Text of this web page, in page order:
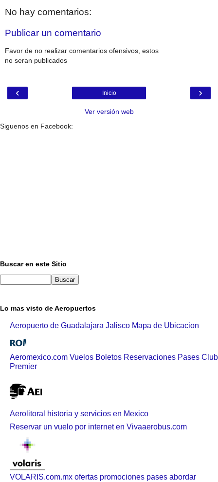
No hay comentarios:
Publicar un comentario
Favor de no realizar comentarios ofensivos, estos
no seran publicados
‹ ›
Inicio
Ver versión web
Siguenos en Facebook:
Buscar en este Sitio
Lo mas visto de Aeropuertos
Aeropuerto de Guadalajara Jalisco Mapa de Ubicacion
Aeromexico.com Vuelos Boletos Reservaciones Pases Club
Premier
Aerolitoral historia y servicios en Mexico
Reservar un vuelo por internet en Vivaaerobus.com
VOLARIS.com.mx ofertas promociones pases abordar